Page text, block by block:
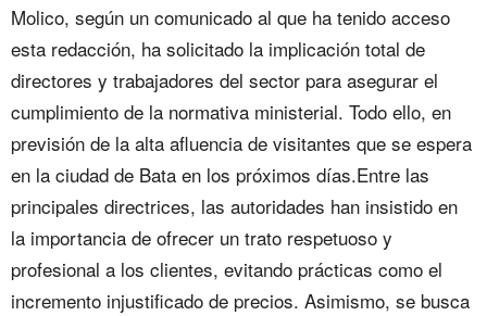
Molico, según un comunicado al que ha tenido acceso
esta redacción, ha solicitado la implicación total de
directores y trabajadores del sector para asegurar el
cumplimiento de la normativa ministerial. Todo ello, en
previsión de la alta afluencia de visitantes que se espera
en la ciudad de Bata en los próximos días.Entre las
principales directrices, las autoridades han insistido en
la importancia de ofrecer un trato respetuoso y
profesional a los clientes, evitando prácticas como el
incremento injustificado de precios. Asimismo, se busca